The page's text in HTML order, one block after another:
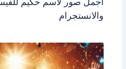
والانستجرام